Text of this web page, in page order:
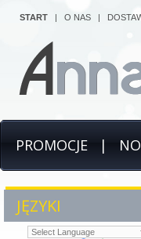
START | O NAS |
PROMOCJE |
JĘZYKI